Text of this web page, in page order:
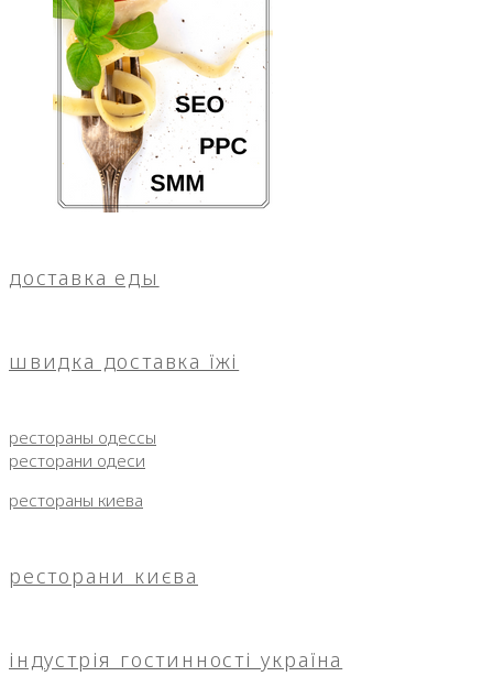
доставка еды
швидка доставка їжі
рестораны одессы
ресторани одеси
рестораны киева
ресторани києва
індустрія гостинності україна